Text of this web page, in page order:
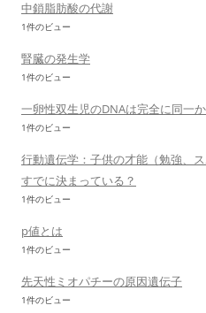
中鎖脂肪酸の代謝
1件のビュー
腎臓の発生学
1件のビュー
一卵性双生児のDNAは完全に同一
1件のビュー
行動遺伝学：子供の才能（勉強、
すでに決まっている？
1件のビュー
p値とは
1件のビュー
先天性ミオパチーの原因遺伝子
1件のビュー